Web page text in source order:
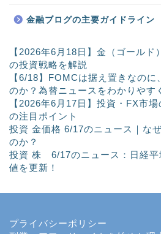
金融ブログの主要ガイドライン
【2026年6月18日】金（ゴールド
の投資戦略を解説
【6/18】FOMCは据え置きなの
のか？為替ニュースをわかりやす
【2026年6月17日】投資・FX市
の注目ポイント
投資 金価格 6/17のニュース｜な
のか？
投資 株 6/17のニュース：日経平
値を更新！
プライバシーポリシー